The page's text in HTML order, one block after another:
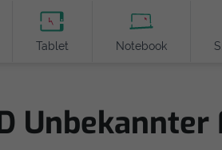
Tablet Notebook